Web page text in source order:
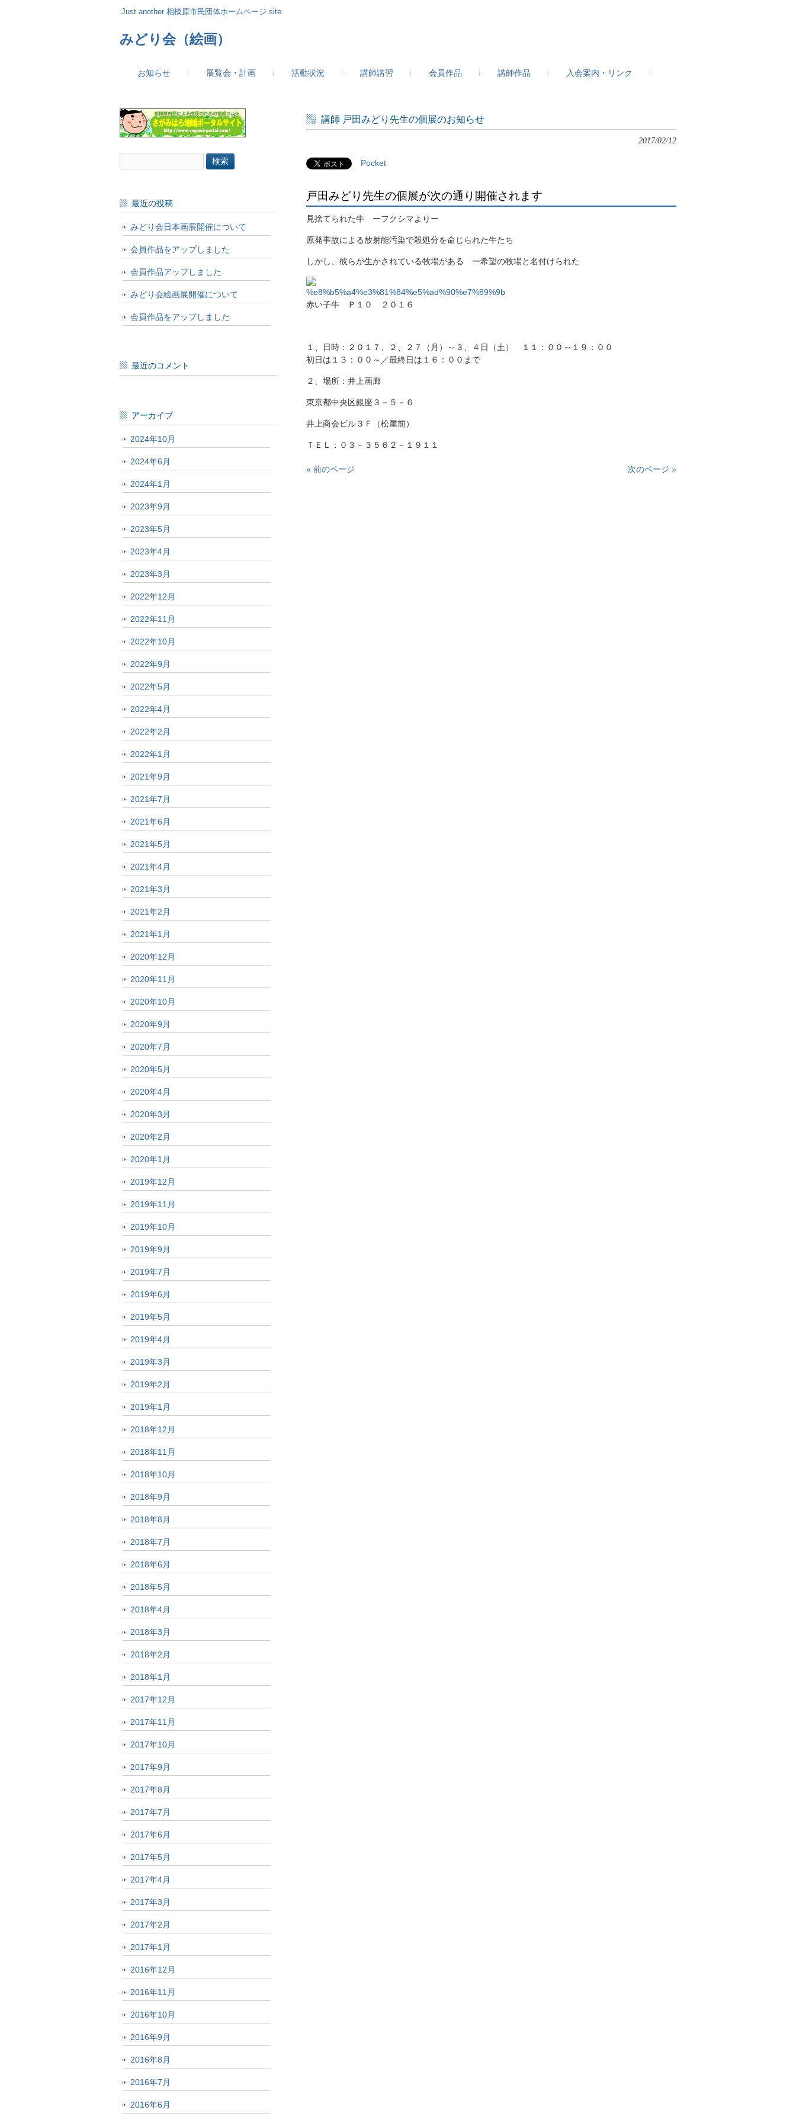
Just another 相模原市民団体ホームページ site
みどり会（絵画）
お知らせ 展覧会・計画 活動状況 講師講習 会員作品 講師作品 入会案内・リンク
講師 戸田みどり先生の個展のお知らせ
2017/02/12
Pocket
戸田みどり先生の個展が次の通り開催されます
見捨てられた牛 ーフクシマよりー
原発事故による放射能汚染で殺処分を命じられた牛たち
しかし、彼らが生かされている牧場がある ー希望の牧場と名付けられた
赤い子牛 Ｐ１０ ２０１６
１、日時：２０１７、２、２７（月）～３、４日（土） １１：００～１９：００
初日は１３：００～／最終日は１６：００まで
２、場所：井上画廊
東京都中央区銀座３－５－６
井上商会ビル３Ｆ（松屋前）
ＴＥＬ：０３－３５６２－１９１１
« 前のページ 次のページ »
索:
最近の投稿
みどり会日本画展開催について
会員作品をアップしました
会員作品アップしました
みどり会絵画展開催について
会員作品をアップしました
最近のコメント
アーカイブ
2024年10月
2024年6月
2024年1月
2023年9月
2023年5月
2023年4月
2023年3月
2022年12月
2022年11月
2022年10月
2022年9月
2022年5月
2022年4月
2022年2月
2022年1月
2021年9月
2021年7月
2021年6月
2021年5月
2021年4月
2021年3月
2021年2月
2021年1月
2020年12月
2020年11月
2020年10月
2020年9月
2020年7月
2020年5月
2020年4月
2020年3月
2020年2月
2020年1月
2019年12月
2019年11月
2019年10月
2019年9月
2019年7月
2019年6月
2019年5月
2019年4月
2019年3月
2019年2月
2019年1月
2018年12月
2018年11月
2018年10月
2018年9月
2018年8月
2018年7月
2018年6月
2018年5月
2018年4月
2018年3月
2018年2月
2018年1月
2017年12月
2017年11月
2017年10月
2017年9月
2017年8月
2017年7月
2017年6月
2017年5月
2017年4月
2017年3月
2017年2月
2017年1月
2016年12月
2016年11月
2016年10月
2016年9月
2016年8月
2016年7月
2016年6月